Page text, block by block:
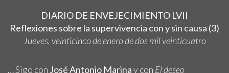
DIARIO DE ENVEJECIMIENTO LVII
Reflexiones sobre la supervivencia con y sin causa (3)
Jueves, veinticinco deenero de dos mil veinticuatro
… Sigo con José Antonio Marinay con El deseo